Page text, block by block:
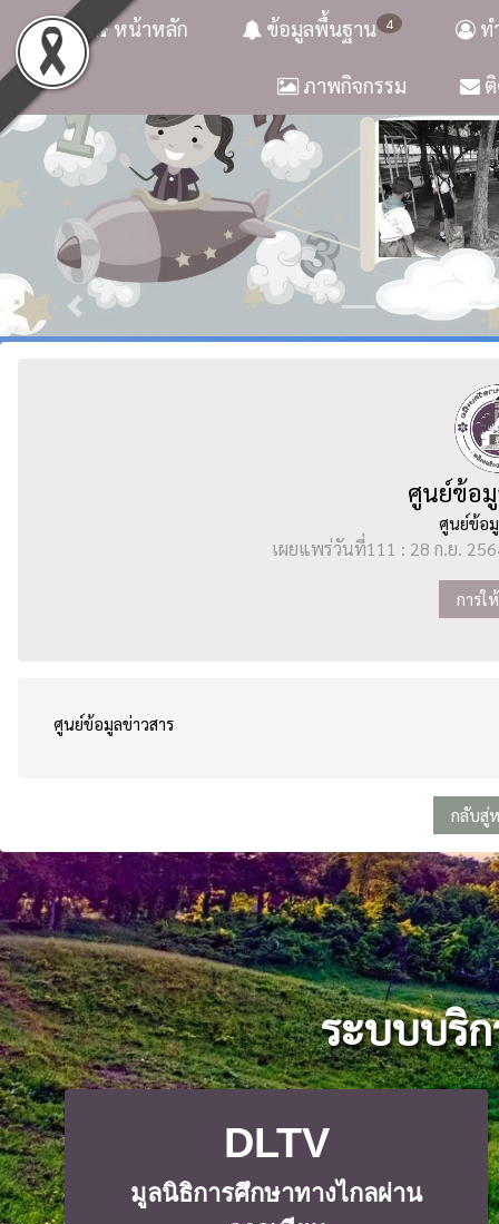
หน้าหลัก 4
ข้อมูลพื้นฐาน ท
ภาพกิจกรรม
ศูนย์ข้อ
ศูนย์ข้อมู
เผยแพร่วันที่111 : 28 ก.ย.
การใ
ศูนย์ข้อมูลข่าวสาร
กลับสู่
ระบบบริ
DLTV
มูลนิธิการศึกษาทางไกลผ่าน